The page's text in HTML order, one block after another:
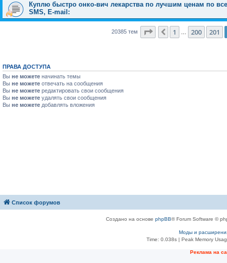
Куплю быстро онко-вич лекарства по лучшим ценам по
SMS, E-mail:
20385 тем Страница 202из 816
Пред.
1 200 201
ПРАВА ДОСТУПА
Вы не можете начинать темы
Вы не можете отвечать на сообщения
Вы не можете редактировать свои сообщения
Вы не можете удалять свои сообщения
Вы не можете добавлять вложения
Список форумов
Создано на основе phpBB® Forum Software ©
Моды и
Time: 0.038s| Peak Memory
Рeклама на